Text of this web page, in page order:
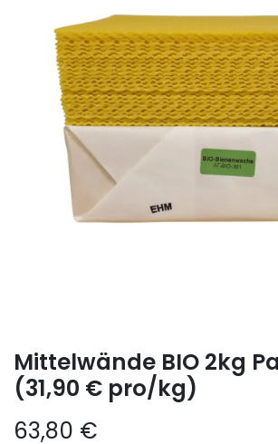
Mittelwände BIO 2kg
(31,90 € pro/kg)
63,80 €